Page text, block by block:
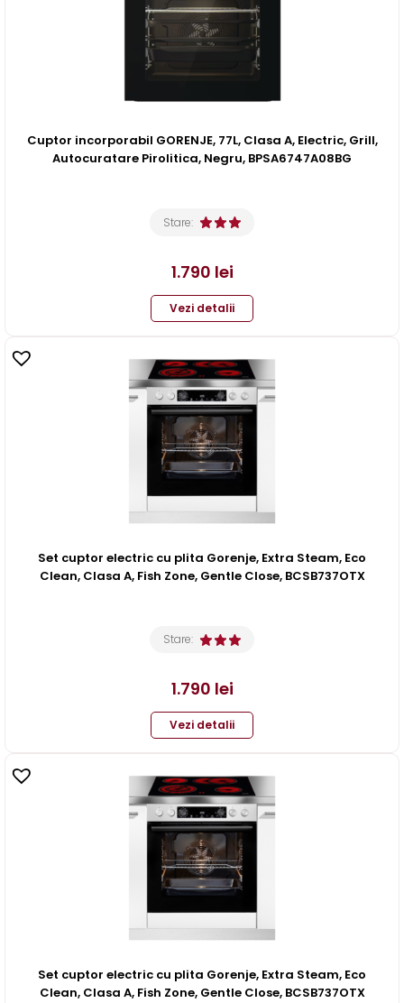
Cuptor incorporabil GORENJE, 77L, Clasa A, Electric, Grill,
Autocuratare Pirolitica, Negru, BPSA6747A08BG
Stare:
1.790 lei
Vezi detalii
Set cuptor electric cu plita Gorenje, Extra Steam, Eco
Clean, Clasa A, Fish Zone, Gentle Close, BCSB737OTX
Stare:
1.790 lei
Vezi detalii
Set cuptor electric cu plita Gorenje, Extra Steam, Eco
Clean, Clasa A, Fish Zone, Gentle Close, BCSB737OTX